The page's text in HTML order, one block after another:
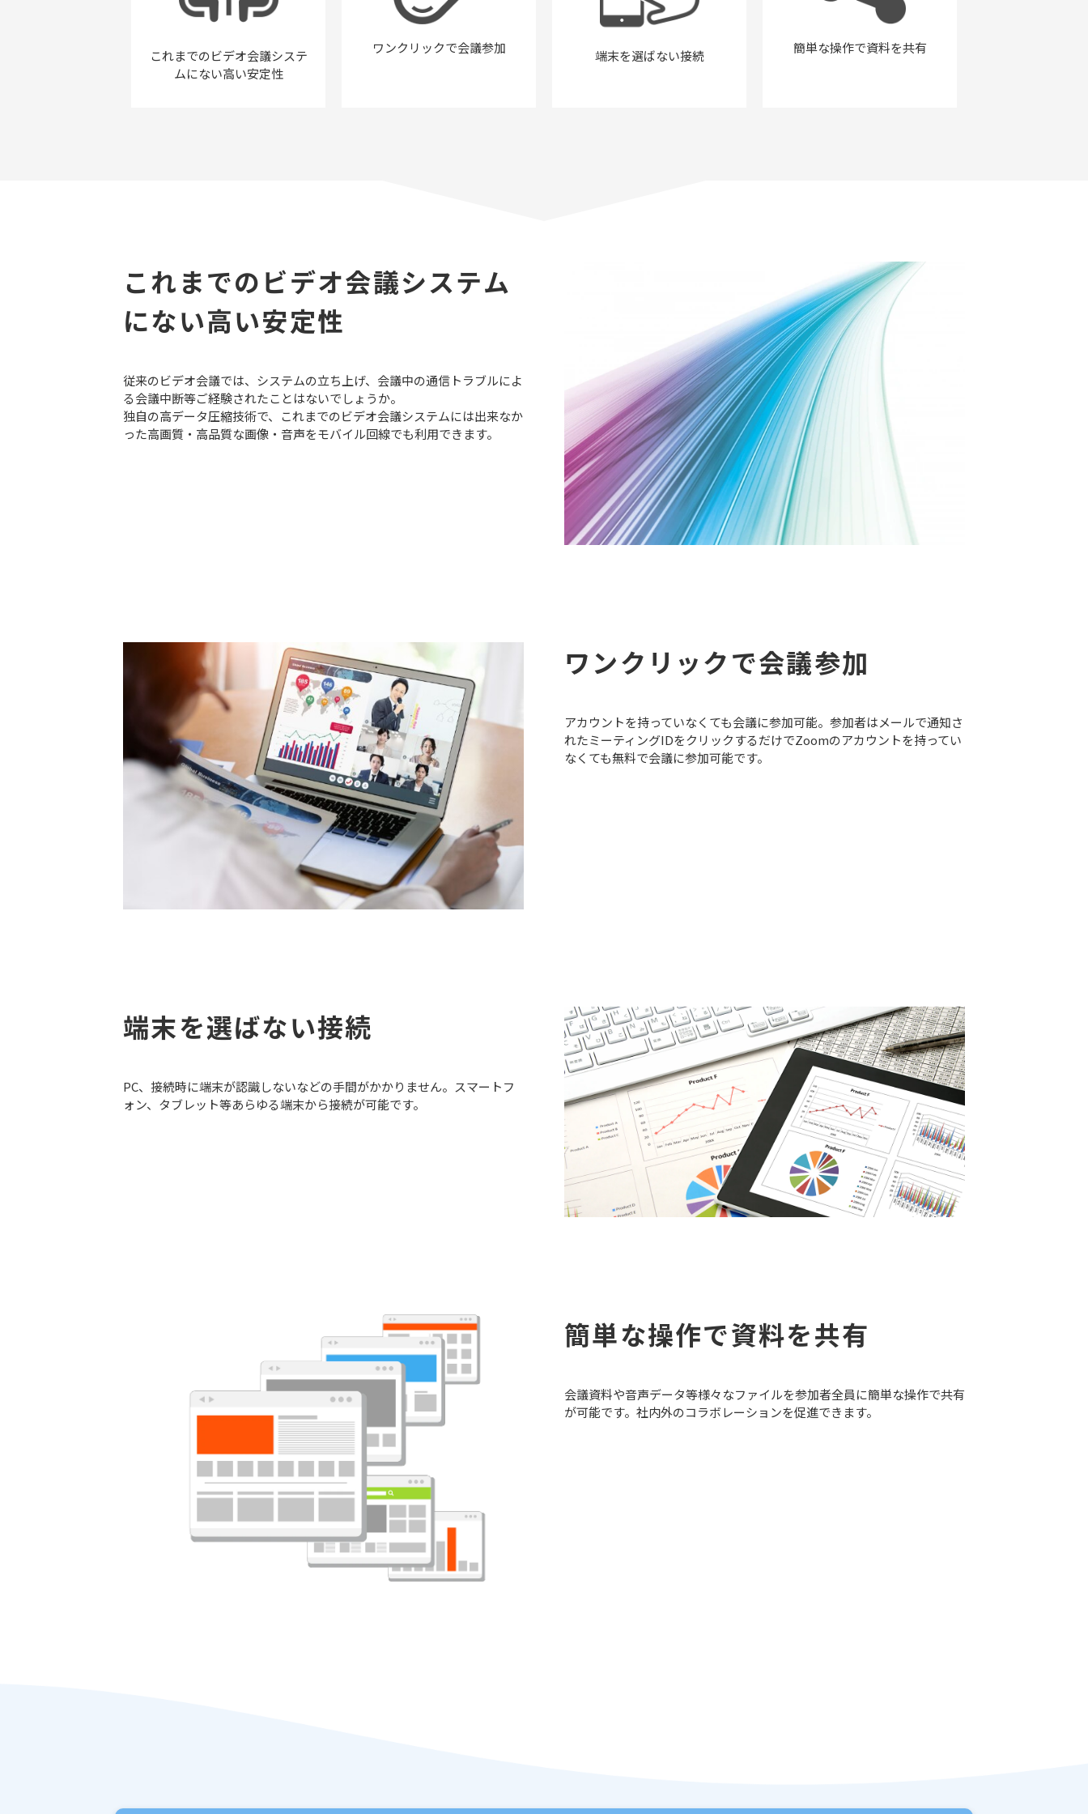
これまでのビデオ会議システ
ムにない高い安定性
ワンクリックで会議参加 端末を選ばない接続 簡単な操作で資料を共有
これまでのビデオ会議システム
にない高い安定性
従来のビデオ会議では、システムの立ち上げ、会議中の通信トラブルによ
る会議中断等ご経験されたことはないでしょうか。
独自の高データ圧縮技術で、これまでのビデオ会議システムには出来なか
った高画質・高品質な画像・音声をモバイル回線でも利用できます。
ワンクリックで会議参加
アカウントを持っていなくても会議に参加可能。参加者はメールで通知さ
れたミーティングIDをクリックするだけでZoomのアカウントを持ってい
なくても無料で会議に参加可能です。
端末を選ばない接続
PC、接続時に端末が認識しないなどの手間がかかりません。スマートフ
ォン、タブレット等あらゆる端末から接続が可能です。
簡単な操作で資料を共有
会議資料や音声データ等様々なファイルを参加者全員に簡単な操作で共有
が可能です。社内外のコラボレーションを促進できます。